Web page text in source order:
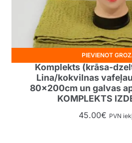
Komplekts (krāsa-
Lina/kokvilnas
80x200cm un galvas
KOMPLEKTS
45.00€ PVN
PIEVIENOT